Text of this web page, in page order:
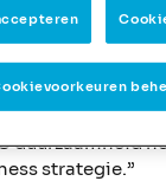
prijs hebben
harde werken
onze
award
duurzaamheid
strategie.”